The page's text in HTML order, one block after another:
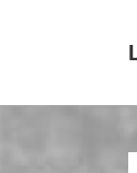
contenuto